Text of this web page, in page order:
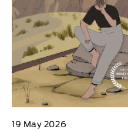
Documentário
19 May 2026